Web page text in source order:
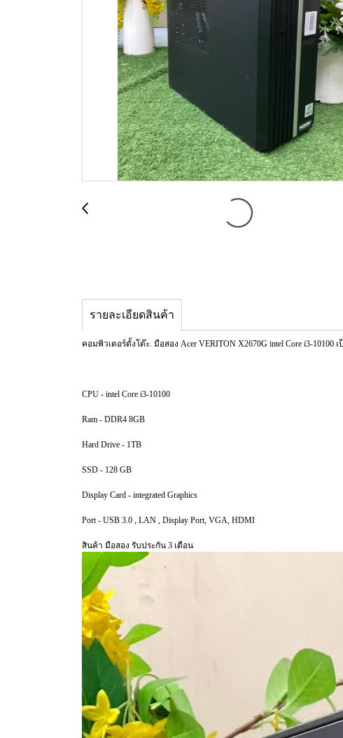
รายละเอียดสินค้า
คอมพิวเตอร์ตั้งโต๊ะ. มือสอง Acer VERITON X2670G intel Core i3-
CPU - intel Core i3-10100
Ram - DDR4 8GB
Hard Drive - 1TB
SSD - 128 GB
Display Card - integrated Graphics
Port - USB 3.0 , LAN , Display Port, VGA, HDMI
สินค้า มือสอง รับประกัน 3 เดือน